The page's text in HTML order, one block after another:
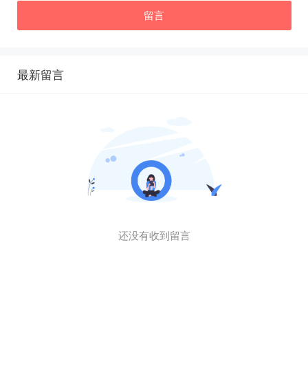
留言
最新留言
还没有收到留言